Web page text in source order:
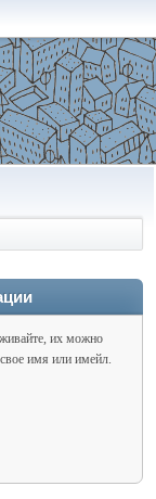
их можно
имя или имейл.